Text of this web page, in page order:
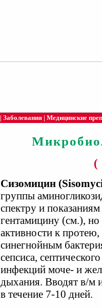
| Заболевания | Медицинские
(
Сизомицин
группы
спектру и
гентамицину (см.), но
активности к протею,
синегнойным
сепсиса,
инфекций моче- и
дыхания. Вводят в/м
в течение 7-10 дней.